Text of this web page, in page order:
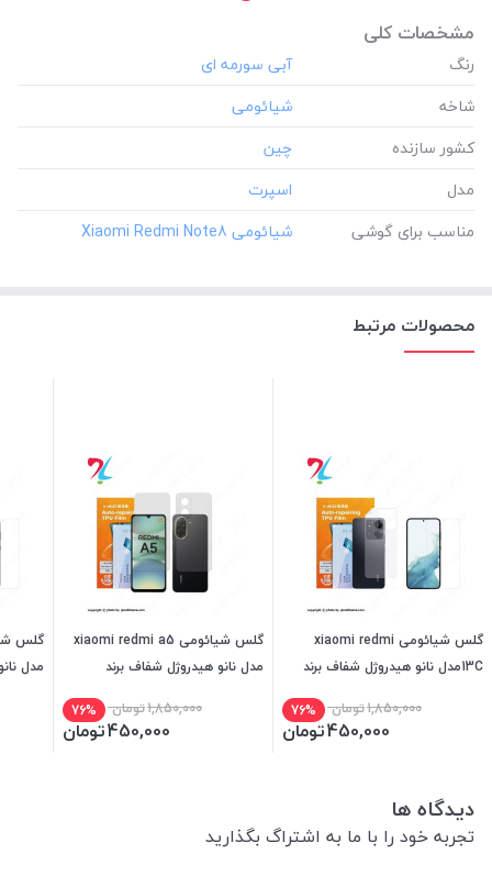
مشخصات کلی
رنگ
شاخه
کشور سازنده
مدل
مناسب برای گوشی
محصولات مرتبط
گلس شیائومی xiaomi redmi
13Cمدل نانو هیدروژل شفاف برند
1,850,000تومان 76%
450,000تومان
گلس شیائومی xiaomi redmi a5
مدل نانو هیدروژل شفاف برند
1,850,000تومان 76%
450,000تومان
مدل
دیدگاه ها
تجربه خود را با ما به اشتراگ بگذارید